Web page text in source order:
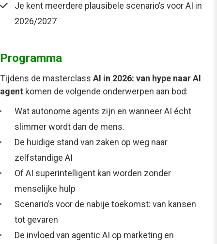
Je kent meerdere plausibele scenario’s voor AI in
2026/2027
Programma
Tijdens de masterclass AI in 2026: van hype naar AI
agent komen de volgende onderwerpen aan bod:
Wat autonome agents zijn en wanneer AI écht
slimmer wordt dan de mens.
De huidige stand van zaken op weg naar
zelfstandige AI
Of AI superintelligent kan worden zonder
menselijke hulp
Scenario’s voor de nabije toekomst: van kansen
tot gevaren
De invloed van agentic AI op marketing en